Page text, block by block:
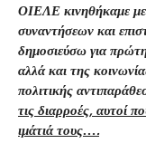
ΟΙΕΛΕ κινηθήκαμε
συναντήσεων και
δημοσιεύσω για
αλλά και της
πολιτικής
τις διαρροές, αυτοί
ιμάτιά τους….